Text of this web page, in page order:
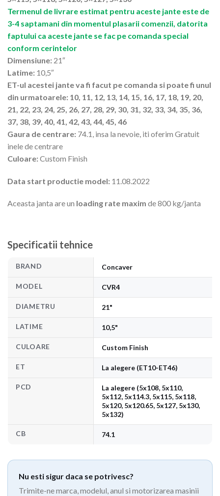
Termenul de livrare estimat pentru aceste jante este de
3-4 saptamani din momentul plasarii comenzii, datorita
faptului ca aceste jante se fac pe comanda special
conform cerintelor
Dimensiune: 21″
Latime: 10,5″
ET-ul acestei jante va fi facut pe comanda si poate fi unul
din urmatoarele: 10, 11, 12, 13, 14, 15, 16, 17, 18, 19, 20,
21, 22, 23, 24, 25, 26, 27, 28, 29, 30, 31, 32, 33, 34, 35, 36,
37, 38, 39, 40, 41, 42, 43, 44, 45, 46
Gaura de centrare: 74.1, insa la nevoie, iti oferim Gratuit
inele de centrare
Culoare:Custom Finish
Data start productie model: 11.08.2022
Aceasta janta are un loading rate maxim de 800 kg/janta
Specificatii tehnice
BRAND Concaver
MODEL CVR4
DIAMETRU 21"
LATIME 10,5"
CULOARE Custom Finish
ET La alegere (ET10-ET46)
PCD
La alegere (5x108, 5x110,
5x112, 5x114.3, 5x115, 5x118,
5x120, 5x120.65, 5x127, 5x130,
5x132)
CB 74.1
Nu esti sigur daca se potrivesc?
Trimite-ne marca, modelul, anul si motorizarea masinii